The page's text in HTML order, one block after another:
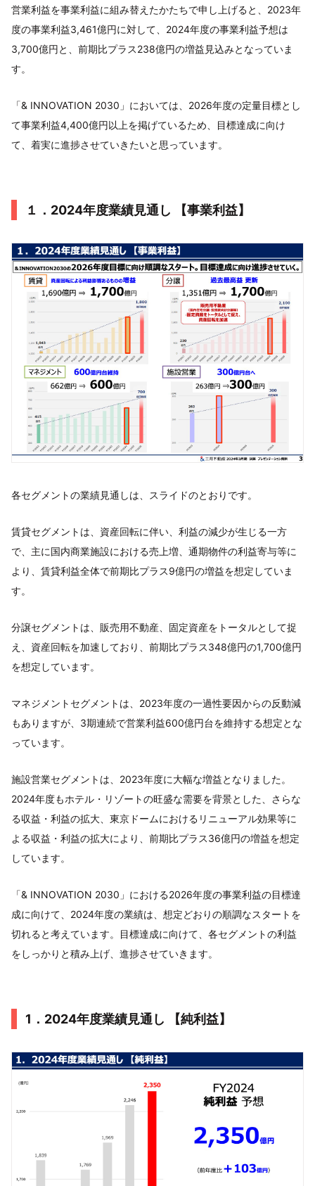
営業利益を事業利益に組み替えたかたちで申し上げると、2023年
度の事業利益3,461億円に対して、2024年度の事業利益予想は
3,700億円と、前期比プラス238億円の増益見込みとなっていま
す。
「& INNOVATION 2030」においては、2026年度の定量目標とし
て事業利益4,400億円以上を掲げているため、目標達成に向け
て、着実に進捗させていきたいと思っています。
１．2024年度業績見通し 【事業利益】
各セグメントの業績見通しは、スライドのとおりです。
賃貸セグメントは、資産回転に伴い、利益の減少が生じる一方
で、主に国内商業施設における売上増、通期物件の利益寄与等に
より、賃貸利益全体で前期比プラス9億円の増益を想定していま
す。
分譲セグメントは、販売用不動産、固定資産をトータルとして捉
え、資産回転を加速しており、前期比プラス348億円の1,700億円
を想定しています。
マネジメントセグメントは、2023年度の一過性要因からの反動減
もありますが、3期連続で営業利益600億円台を維持する想定とな
っています。
施設営業セグメントは、2023年度に大幅な増益となりました。
2024年度もホテル・リゾートの旺盛な需要を背景とした、さらな
る収益・利益の拡大、東京ドームにおけるリニューアル効果等に
よる収益・利益の拡大により、前期比プラス36億円の増益を想定
しています。
「& INNOVATION 2030」における2026年度の事業利益の目標達
成に向けて、2024年度の業績は、想定どおりの順調なスタートを
切れると考えています。目標達成に向けて、各セグメントの利益
をしっかりと積み上げ、進捗させていきます。
1．2024年度業績見通し 【純利益】